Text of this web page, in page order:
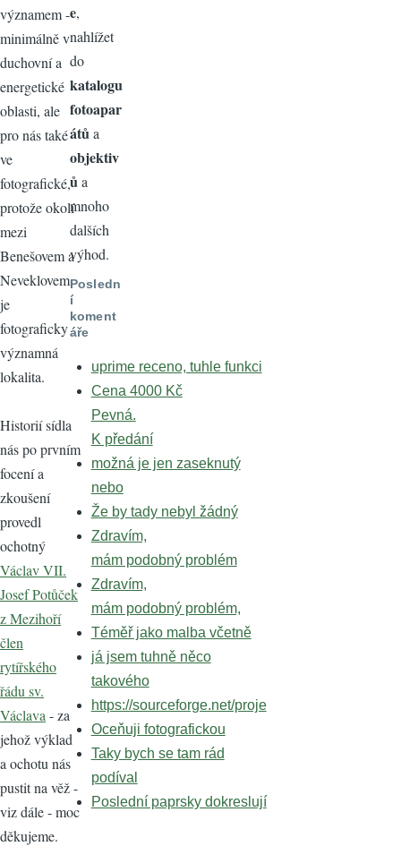
významem -
minimálně v
duchovní a
energetické
oblasti, ale
pro nás také
ve
fotografické,
protože okolí
mezi
Benešovem a
Neveklovem
je
fotograficky
významná
lokalita.
Historií sídla
nás po prvním
focení a
zkoušení
provedl
ochotný
Václav VII.
Josef Potůček
z Mezihoří
člen
rytířského
řádu sv.
Václava - za
jehož výklad
a ochotu nás
pustit na věž -
viz dále - moc
děkujeme.
e,
nahlížet
do
katalogu
fotoapar
átů a
objektiv
ů a
mnoho
dalších
výhod.
Posledn
í
koment
áře
uprime receno, tuhle funkci
Cena 4000 Kč
Pevná.
K předání
možná je jen zaseknutý
nebo
Že by tady nebyl žádný
Zdravím,
mám podobný problém
Zdravím,
mám podobný problém,
Téměř jako malba včetně
já jsem tuhně něco
takového
https://sourceforge.net/proje
Oceňuji fotografickou
Taky bych se tam rád
podíval
Poslední paprsky dokreslují